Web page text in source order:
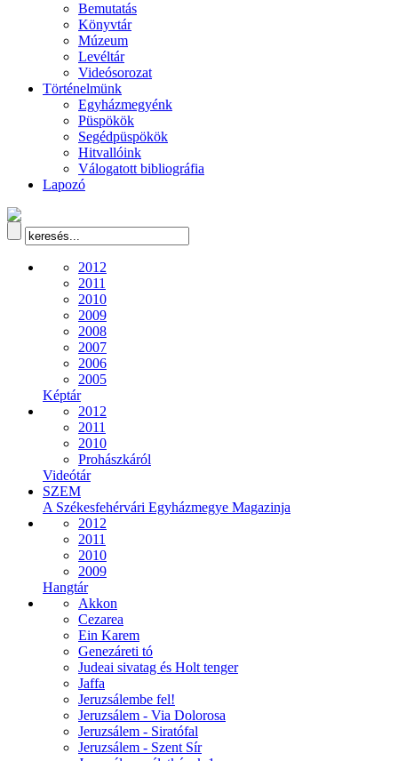
Bemutatás
Könyvtár
Múzeum
Levéltár
Videósorozat
Történelmünk
Egyházmegyénk
Püspökök
Segédpüspökök
Hitvallóink
Válogatott bibliográfia
Lapozó
2012
2011
2010
2009
2008
2007
2006
2005
Képtár
2012
2011
2010
Prohászkáról
Videótár
SZEM
A Székesfehérvári Egyházmegye Magazinja
2012
2011
2010
2009
Hangtár
Akkon
Cezarea
Ein Karem
Genezáreti tó
Judeai sivatag és Holt tenger
Jaffa
Jeruzsálembe fel!
Jeruzsálem - Via Dolorosa
Jeruzsálem - Siratófal
Jeruzsálem - Szent Sír